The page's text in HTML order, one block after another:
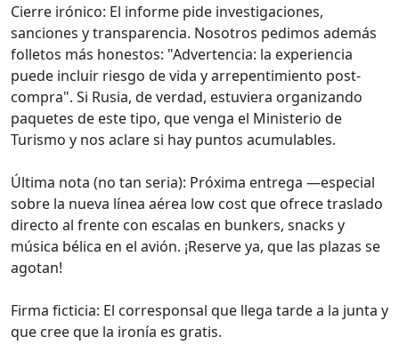
Cierre irónico: El informe pide investigaciones,
sanciones y transparencia. Nosotros pedimos además
folletos más honestos: "Advertencia: la experiencia
puede incluir riesgo de vida y arrepentimiento post-
compra". Si Rusia, de verdad, estuviera organizando
paquetes de este tipo, que venga el Ministerio de
Turismo y nos aclare si hay puntos acumulables.
Última nota (no tan seria): Próxima entrega —especial
sobre la nueva línea aérea low cost que ofrece traslado
directo al frente con escalas en bunkers, snacks y
música bélica en el avión. ¡Reserve ya, que las plazas se
agotan!
Firma ficticia: El corresponsal que llega tarde a la junta y
que cree que la ironía es gratis.